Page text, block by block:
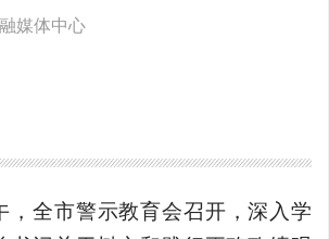
媒体中心
，全市警示教育会召开，深入学